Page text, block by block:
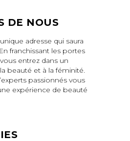
DE NOUS
adresse qui saura
franchissant les portes
entrez dans un
beauté et à la féminité.
passionnés vous
expérience de beauté